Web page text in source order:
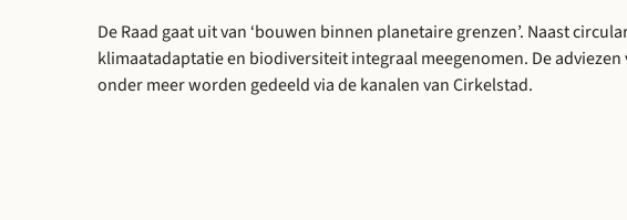
De Raad gaat uit van ‘bouwen binnen planetaire grenzen’. Naast
klimaatadaptatie en biodiversiteit integraal meegenomen. De
onder meer worden gedeeld via de kanalen van Cirkelstad.